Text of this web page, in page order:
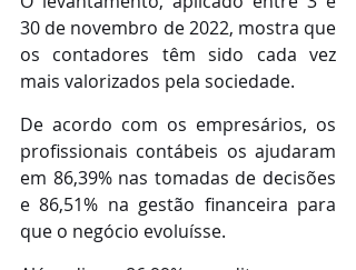
30 de novembro de 2022, mostra que
os contadores têm sido cada vez
mais valorizados pela sociedade.
De acordo com os empresários, os
profissionais contábeis os ajudaram
em 86,39% nas tomadas de decisões
e 86,51% na gestão financeira para
que o negócio evoluísse.